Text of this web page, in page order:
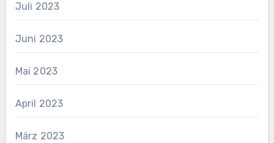
Juli 2023
Juni 2023
Mai 2023
April 2023
März 2023